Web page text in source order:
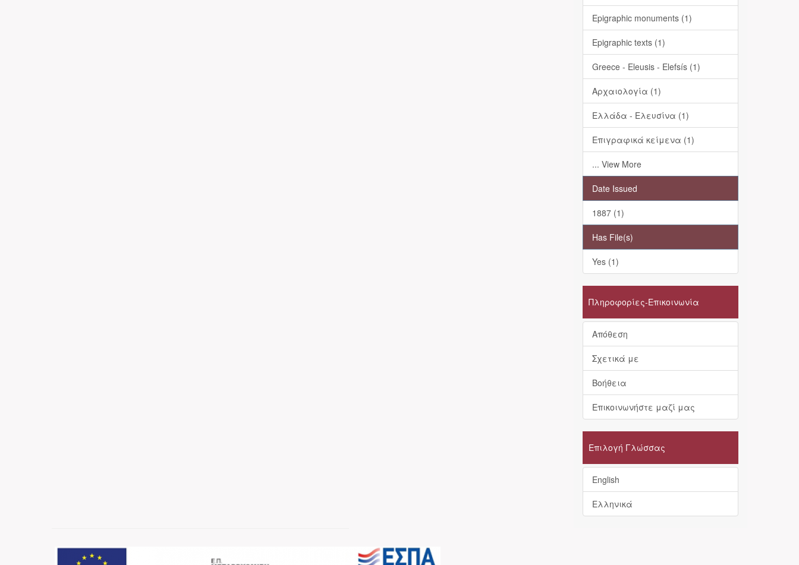
Epigraphic monuments (1)
Epigraphic texts (1)
Greece - Eleusis - Elefsís (1)
Αρχαιολογία (1)
Ελλάδα - Ελευσίνα (1)
Επιγραφικά κείμενα (1)
... View More
Date Issued
1887 (1)
Has File(s)
Yes (1)
Πληροφορίες-Επικοινωνία
Απόθεση
Σχετικά με
Βοήθεια
Επικοινωνήστε μαζί μας
Επιλογή Γλώσσας
English
Ελληνικά